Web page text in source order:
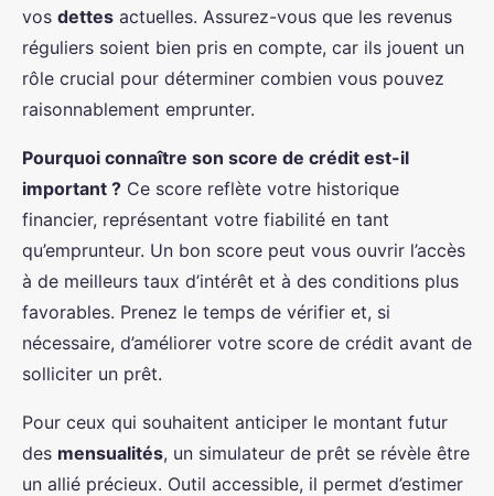
vos dettes actuelles. Assurez-vous que les revenus
réguliers soient bien pris en compte, car ils jouent un
rôle crucial pour déterminer combien vous pouvez
raisonnablement emprunter.
Pourquoi connaître son score de crédit est-il
important ? Ce score reflète votre historique
financier, représentant votre fiabilité en tant
qu’emprunteur. Un bon score peut vous ouvrir l’accès
à de meilleurs taux d’intérêt et à des conditions plus
favorables. Prenez le temps de vérifier et, si
nécessaire, d’améliorer votre score de crédit avant de
solliciter un prêt.
Pour ceux qui souhaitent anticiper le montant futur
des mensualités, un simulateur de prêt se révèle être
un allié précieux. Outil accessible, il permet d’estimer